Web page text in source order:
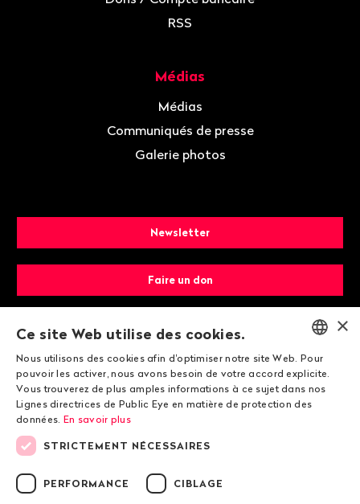
RSS
Médias
Médias
Communiqués de presse
Galerie photos
Newsletter
Faire un don
Devenir membre
© 2026 Public Eye
ENGLISH
DEUTSCH
×
Ce site Web utilise des cookies.
Nous utilisons des cookies afin d'optimiser notre site Web. Pour
pouvoir les activer, nous avons besoin de votre accord explicite.
Vous trouverez de plus amples informations à ce sujet dans nos
Lignes directrices de Public Eye en matière de protection des
données. En savoir plus
STRICTEMENT NÉCESSAIRES
PERFORMANCE CIBLAGE